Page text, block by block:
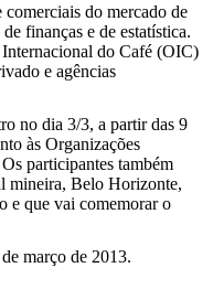
comerciais do mercado de
finanças e de estatística.
do Café (OIC)
e agências
no dia 3/3, a partir das 9
às Organizações
participantes também
mineira, Belo Horizonte,
e que vai comemorar o
março de 2013.